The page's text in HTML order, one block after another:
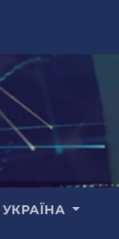
УКРАЇНА